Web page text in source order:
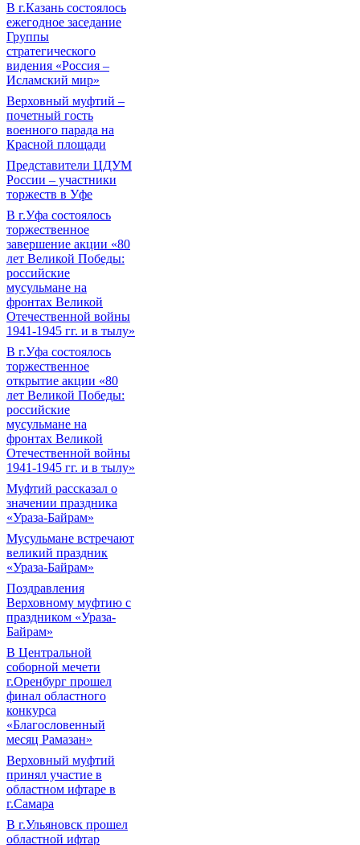
В г.Казань состоялось
ежегодное заседание
Группы
стратегического
видения «Россия –
Исламский мир»
Верховный муфтий –
почетный гость
военного парада на
Красной площади
Представители ЦДУМ
России – участники
торжеств в Уфе
В г.Уфа состоялось
торжественное
завершение акции «80
лет Великой Победы:
российские
мусульмане на
фронтах Великой
Отечественной войны
1941-1945 гг. и в тылу»
В г.Уфа состоялось
торжественное
открытие акции «80
лет Великой Победы:
российские
мусульмане на
фронтах Великой
Отечественной войны
1941-1945 гг. и в тылу»
Муфтий рассказал о
значении праздника
«Ураза-Байрам»
Мусульмане встречают
великий праздник
«Ураза-Байрам»
Поздравления
Верховному муфтию с
праздником «Ураза-
Байрам»
В Центральной
соборной мечети
г.Оренбург прошел
финал областного
конкурса
«Благословенный
месяц Рамазан»
Верховный муфтий
принял участие в
областном ифтаре в
г.Самара
В г.Ульяновск прошел
областной ифтар